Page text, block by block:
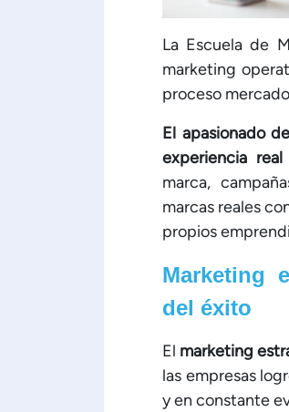
La Escuela de
marketing
proceso
El apasionado
experiencia
marca,
marcas reales
propios
Marketing
del éxito
El marketing
las empresas
y en constante